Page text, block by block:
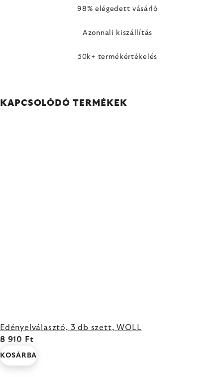
98% elégedett vásárló
Azonnali kiszállítás
50k+ termékértékelés
KAPCSOLÓDÓ TERMÉKEK
Edényelválasztó, 3 db szett, WOLL
8 910 Ft
KOSÁRBA